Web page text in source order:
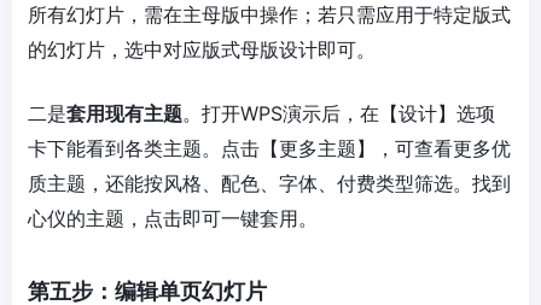
所有幻灯片，需在主母版中操作；若只需应用于特定版式
的幻灯片，选中对应版式母版设计即可。
二是套用现有主题。打开WPS演示后，在【设计】选项
卡下能看到各类主题。点击【更多主题】，可查看更多优
质主题，还能按风格、配色、字体、付费类型筛选。找到
心仪的主题，点击即可一键套用。
第五步：编辑单页幻灯片